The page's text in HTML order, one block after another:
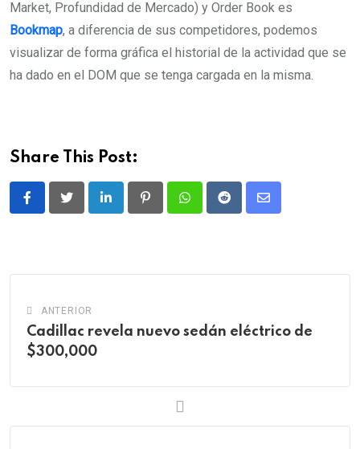
Market, Profundidad de Mercado) y Order Book es
Bookmap, a diferencia de sus competidores, podemos
visualizar de forma gráfica el historial de la actividad que se
ha dado en el DOM que se tenga cargada en la misma.
Share This Post:
LinkedIn PinterestWhatsappRedditShare
ANTERIOR
Cadillac revela nuevo sedán eléctrico de
$300,000